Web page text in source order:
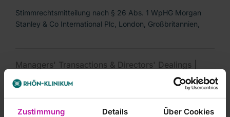
Zustimmung Details Über Cookies
Stimmrechtsmitteilung nach § 26 Abs. 1 WpHG Morgan
Stanley & Co International Plc, London, Großbritannien,
Managers' Transactions & Directors' Dealings |
18.06.2012
ROUNDUP: Fresenius übernimmt Rhön-
Aktien von den zwei größten Eignern